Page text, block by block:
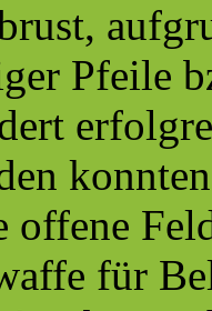
Pfeile
für